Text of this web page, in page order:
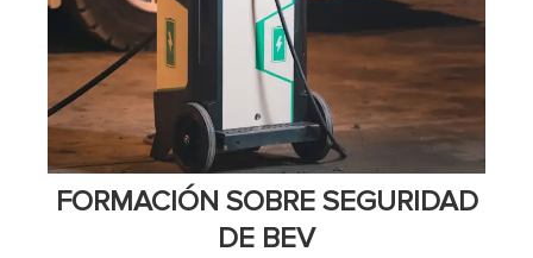
FORMACIÓN SOBRE SEGURIDAD
DE BEV